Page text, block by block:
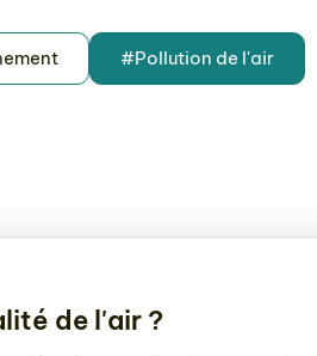
#Pollution de l'air
de l'air ?